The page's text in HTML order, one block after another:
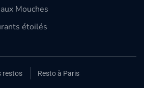
Mouches
étoilés
restos Resto à Paris